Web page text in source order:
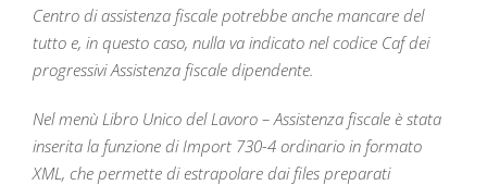
Centro di assistenza fiscale potrebbe anche mancare del
tutto e, in questo caso, nulla va indicato nel codice Caf dei
progressivi Assistenza fiscale dipendente.
Nel menù Libro Unico del Lavoro – Assistenza fiscale è stata
inserita la funzione di Import 730-4 ordinario in formato
XML, che permette di estrapolare dai files preparati